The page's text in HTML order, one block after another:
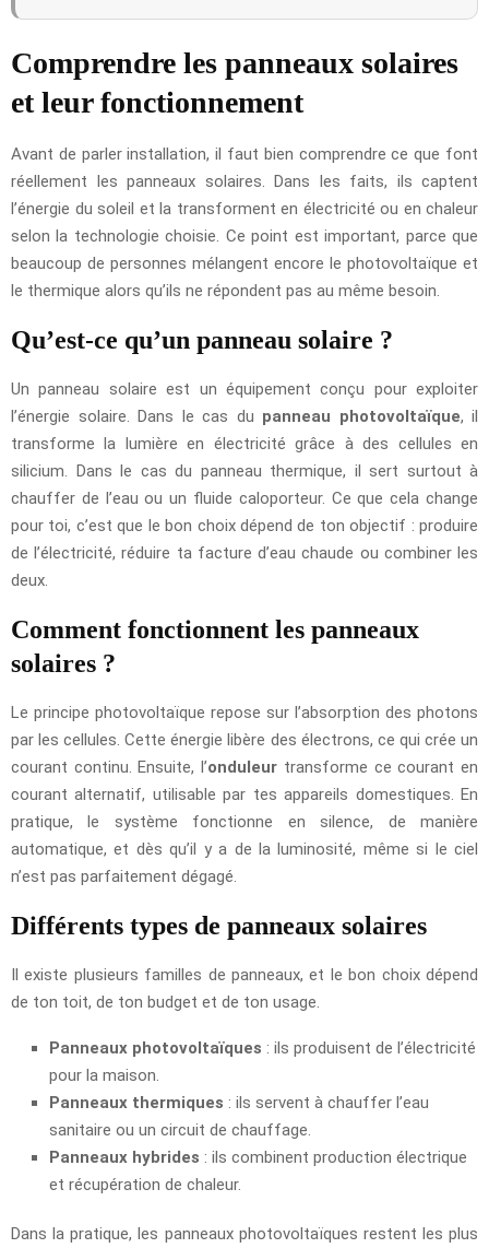
Comprendre les panneaux solaires
et leur fonctionnement
Avant de parler installation, il faut bien comprendre ce que font
réellement les panneaux solaires. Dans les faits, ils captent
l’énergie du soleil et la transforment en électricité ou en chaleur
selon la technologie choisie. Ce point est important, parce que
beaucoup de personnes mélangent encore le photovoltaïque et
le thermique alors qu’ils ne répondent pas au même besoin.
Qu’est-ce qu’un panneau solaire ?
Un panneau solaire est un équipement conçu pour exploiter
l’énergie solaire. Dans le cas du panneau photovoltaïque, il
transforme la lumière en électricité grâce à des cellules en
silicium. Dans le cas du panneau thermique, il sert surtout à
chauffer de l’eau ou un fluide caloporteur. Ce que cela change
pour toi, c’est que le bon choix dépend de ton objectif : produire
de l’électricité, réduire ta facture d’eau chaude ou combiner les
deux.
Comment fonctionnent les panneaux
solaires ?
Le principe photovoltaïque repose sur l’absorption des photons
par les cellules. Cette énergie libère des électrons, ce qui crée un
courant continu. Ensuite, l’onduleur transforme ce courant en
courant alternatif, utilisable par tes appareils domestiques. En
pratique, le système fonctionne en silence, de manière
automatique, et dès qu’il y a de la luminosité, même si le ciel
n’est pas parfaitement dégagé.
Différents types de panneaux solaires
Il existe plusieurs familles de panneaux, et le bon choix dépend
de ton toit, de ton budget et de ton usage.
Panneaux photovoltaïques : ils produisent de l’électricité
pour la maison.
Panneaux thermiques : ils servent à chauffer l’eau
sanitaire ou un circuit de chauffage.
Panneaux hybrides : ils combinent production électrique
et récupération de chaleur.
Dans la pratique, les panneaux photovoltaïques restent les plus